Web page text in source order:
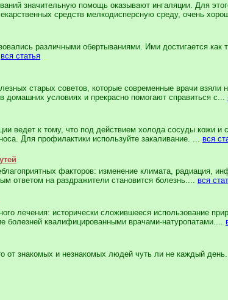
значи­тельную помощь оказывают ингаляции. Для
средств мелкодисперсную среду, очень
раз­личными обертываниями. Ими достигается
вся статья
ста­рых советов, которые современные врачи
домашних условиях и пре­красно помогают справиться с...
ведет к тому, что под действием холода со­суды кожи
Для профилактики используйте закаливание. ... вся
факторов: изменение климата, радиация,
ответом на раздражители становится болезнь.... вся
лечения: исторически сложившееся использование
болезней квалифицированными врачами-натуропатами....
знако­мых и незнакомых людей чуть ли не каждый день.